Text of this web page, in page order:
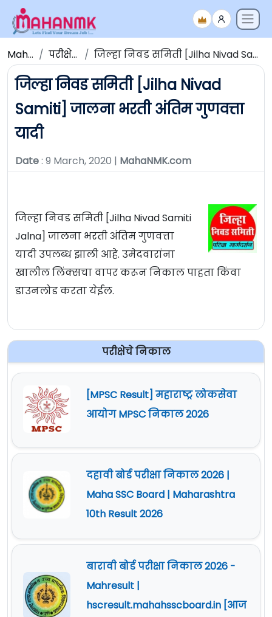
Maha NMK परीक्षेचे निकाल जिल्हा निवड समिती [Jilha Nivad Samiti] जालना भरती अंतिम गुणवत्ता यादी
जिल्हा निवड समिती [Jilha Nivad
Samiti] जालना भरती अंतिम गुणवत्ता
यादी
Date: 9 March, 2020 | MahaNMK.com
जिल्हा निवड समिती [Jilha Nivad Samiti
Jalna] जालना भरती अंतिम गुणवत्ता
यादी उपलब्ध झाली आहे. उमेदवारांना
खालील लिंक्सचा वापर करून निकाल पाहता किंवा
डाउनलोड करता येईल.
परीक्षेचे निकाल
[MPSC Result] महाराष्ट्र लोकसेवा
आयोग MPSC निकाल 2026
दहावी बोर्ड परीक्षा निकाल 2026 |
Maha SSC Board | Maharashtra
10th Result 2026
बारावी बोर्ड परीक्षा निकाल 2026 -
Mahresult |
hscresult.mahahsscboard.in [आज